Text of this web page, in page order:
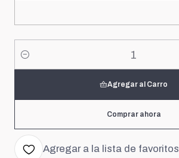
Cantidad
Agregar al Carro
Comprar ahora
Agregar a la lista de favoritos